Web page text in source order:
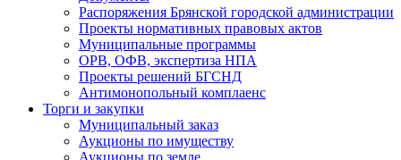
Распоряжения Брянской городской администрации
Проекты нормативных правовых актов
Муниципальные программы
ОРВ, ОФВ, экспертиза НПА
Проекты решений БГСНД
Антимонопольный комплаенс
Торги и закупки
Муниципальный заказ
Аукционы по имуществу
Аукционы по земле